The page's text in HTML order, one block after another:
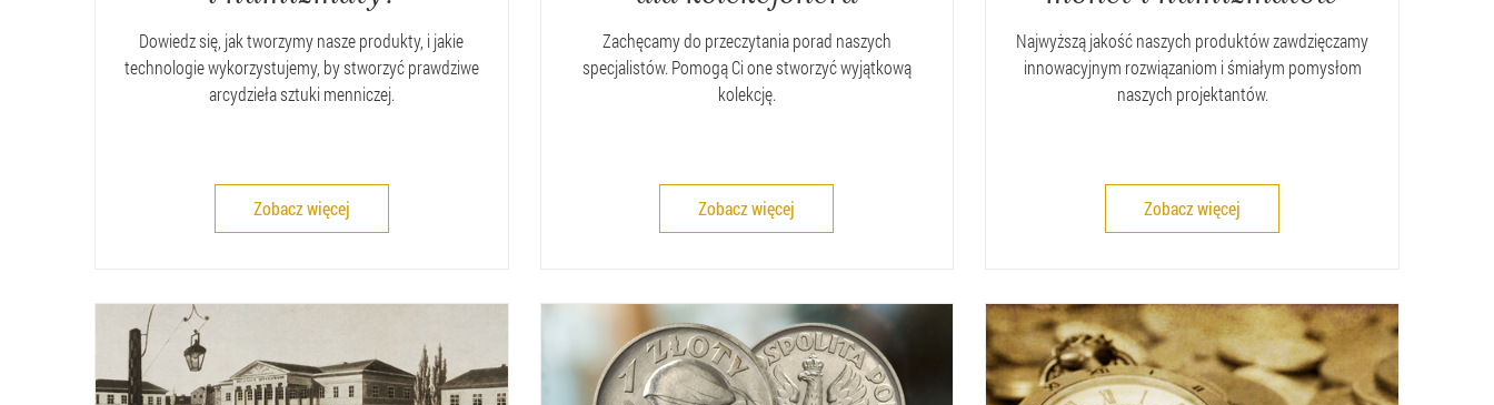
Dowiedz się, jak tworzymy nasze produkty, i jakie
technologie wykorzystujemy, by stworzyć prawdziwe
arcydzieła sztuki menniczej.
Zobacz więcej
Zachęcamy do przeczytania porad naszych
specjalistów. Pomogą Ci one stworzyć wyjątkową
kolekcję.
Zobacz więcej
Najwyższą jakość naszych produktów zawdzięczamy
innowacyjnym rozwiązaniom i śmiałym pomysłom
naszych projektantów.
Zobacz więcej